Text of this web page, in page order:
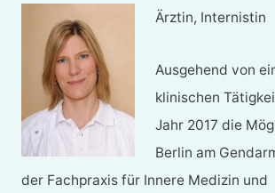
Ärztin, Internistin
Ausgehend von
klinischen
Jahr 2017 die
Berlin am
der Fachpraxis für Innere Medizin und